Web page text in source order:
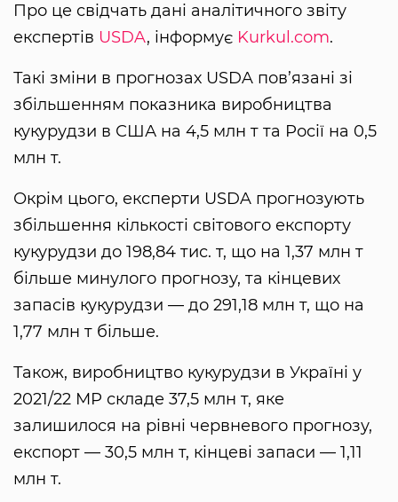
Про це свідчать дані аналітичного звіту
експертів USDA, інформує Kurkul.com.
Такі зміни в прогнозах USDA пов’язані зі
збільшенням показника виробництва
кукурудзи в США на 4,5 млн т та Росії на 0,5
млн т.
Окрім цього, експерти USDA прогнозують
збільшення кількості світового експорту
кукурудзи до 198,84 тис. т, що на 1,37 млн т
більше минулого прогнозу, та кінцевих
запасів кукурудзи — до 291,18 млн т, що на
1,77 млн т більше.
Також, виробництво кукурудзи в Україні у
2021/22 МР складе 37,5 млн т, яке
залишилося на рівні червневого прогнозу,
експорт — 30,5 млн т, кінцеві запаси — 1,11
млн т.